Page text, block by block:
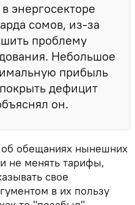
энергосекторе
сомов, из-за
проблему
Небольшое
прибыль
дефицит
он.
обещаниях нынешних
не менять тарифы,
свое
в их пользу